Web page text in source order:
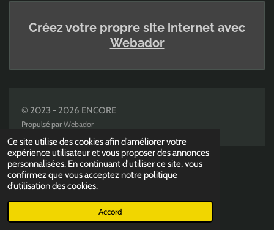
Ce site utilise des cookies afin d’améliorer votre
expérience utilisateur et vous proposer des annonces
personnalisées. En continuant d'utiliser ce site, vous
confirmez que vous acceptez notre politique
d’utilisation des cookies.
Accord
Créez votre propre site internet avec
Webador
© 2023 - 2026 ENCORE
Propulsé par Webador